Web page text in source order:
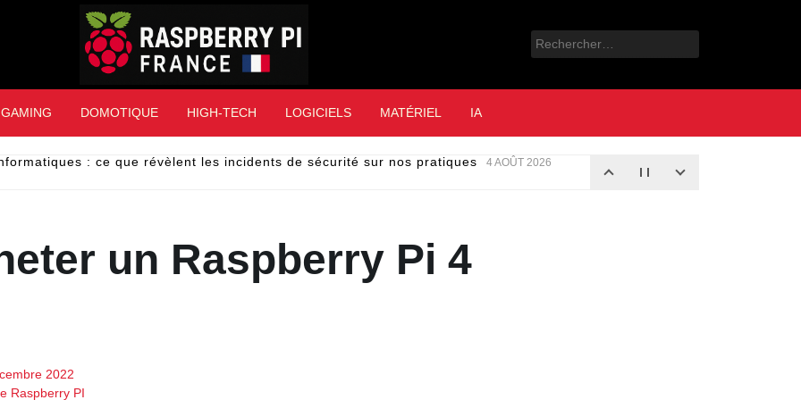
Raspberry Pi France
Rechercher :
GAMING DOMOTIQUE HIGH-TECH LOGICIELS MATÉRIEL IA
: ce que révèlent les incidents de sécurité sur nos pratiques
un Raspberry Pi 4
2022
Raspberry PI